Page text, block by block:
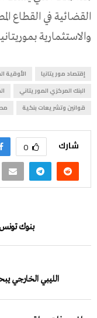
القضائية في القطاع
والاستثمارية
إقتصاد موريتانيا الأوقية
البنك المركزي الموريتاني
قوانين وتشريعات بنكية
شارك 0
بنوك
الليبي الخارجي